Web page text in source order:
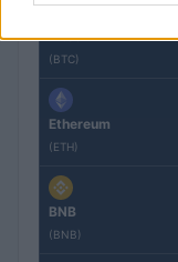
Bitcoin
(BTC)
Ethereum
(ETH)
BNB
(BNB)